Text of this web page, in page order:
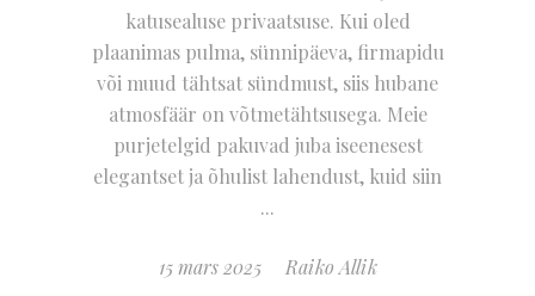
katusealuse privaatsuse. Kui oled
plaanimas pulma, sünnipäeva, firmapidu
või muud tähtsat sündmust, siis hubane
atmosfäär on võtmetähtsusega. Meie
purjetelgid pakuvad juba iseenesest
elegantset ja õhulist lahendust, kuid siin
15 mars 2025 Raiko Allik